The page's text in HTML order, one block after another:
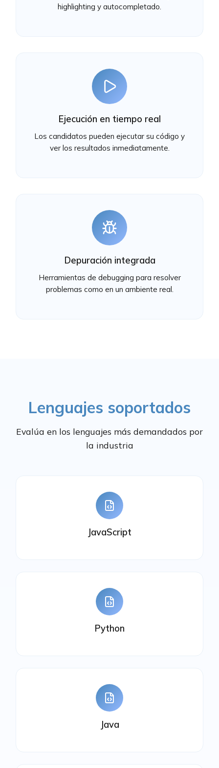
highlighting y autocompletado.
Ejecución en tiempo real
Los candidatos pueden ejecutar su código y
ver los resultados inmediatamente.
Depuración integrada
Herramientas de debugging para resolver
problemas como en un ambiente real.
Lenguajes soportados
Evalúa en los lenguajes más demandados por
la industria
JavaScript
Python
Java